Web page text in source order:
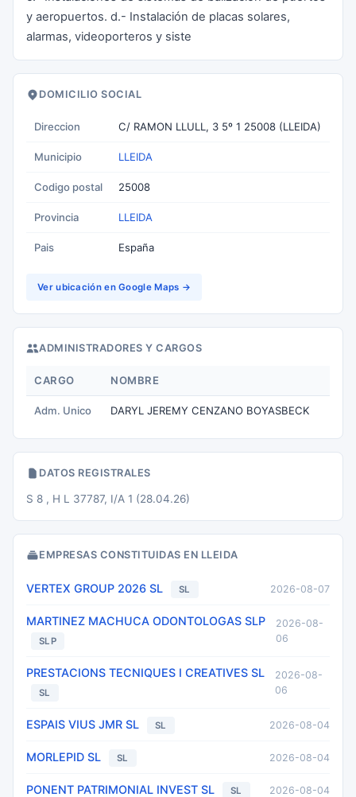
y aeropuertos. d.- Instalación de placas solares,
alarmas, videoporteros y siste
DOMICILIO SOCIAL
Direccion C/ RAMON LLULL, 3 5º 1 25008 (LLEIDA)
Municipio LLEIDA
Codigo postal 25008
Provincia LLEIDA
Pais España
Ver ubicación en Google Maps →
ADMINISTRADORES Y CARGOS
CARGO NOMBRE
Adm. Unico DARYL JEREMY CENZANO BOYASBECK
DATOS REGISTRALES
S 8 , H L 37787, I/A 1 (28.04.26)
EMPRESAS CONSTITUIDAS EN LLEIDA
VERTEX GROUP 2026 SL SL 2026-08-07
MARTINEZ MACHUCA ODONTOLOGAS SLP
SLP
2026-08-
06
PRESTACIONS TECNIQUES I CREATIVES SL
SL
2026-08-
06
ESPAIS VIUS JMR SL SL 2026-08-04
MORLEPID SL SL 2026-08-04
PONENT PATRIMONIAL INVEST SL SL 2026-08-04